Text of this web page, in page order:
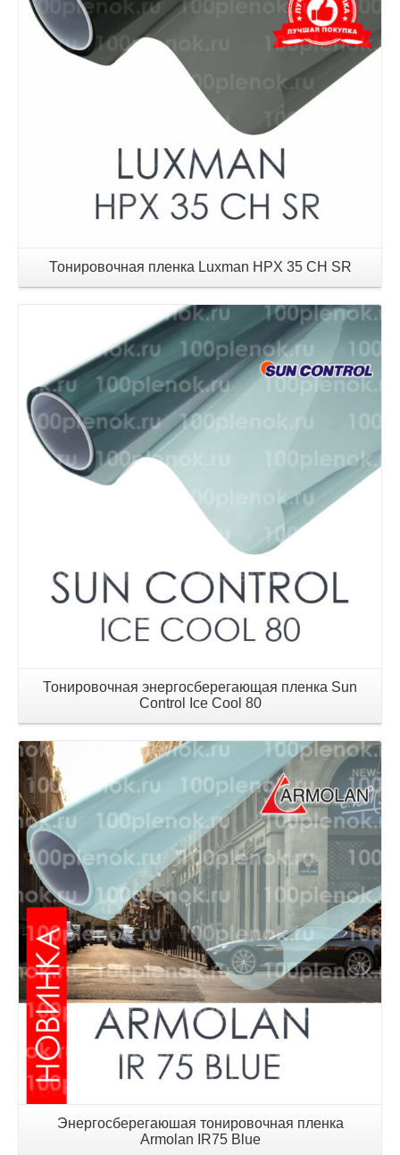
Тонировочная пленка Luxman HPX 35 CH SR
Детали
Тонировочная энергосберегающая пленка Sun
Control Ice Cool 80
Детали
Энергосберегаюшая тонировочная пленка
Armolan IR75 Blue